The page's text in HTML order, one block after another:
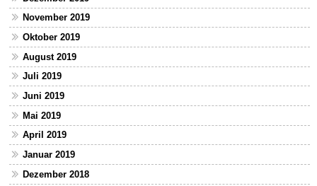
November 2019
Oktober 2019
August 2019
Juli 2019
Juni 2019
Mai 2019
April 2019
Januar 2019
Dezember 2018